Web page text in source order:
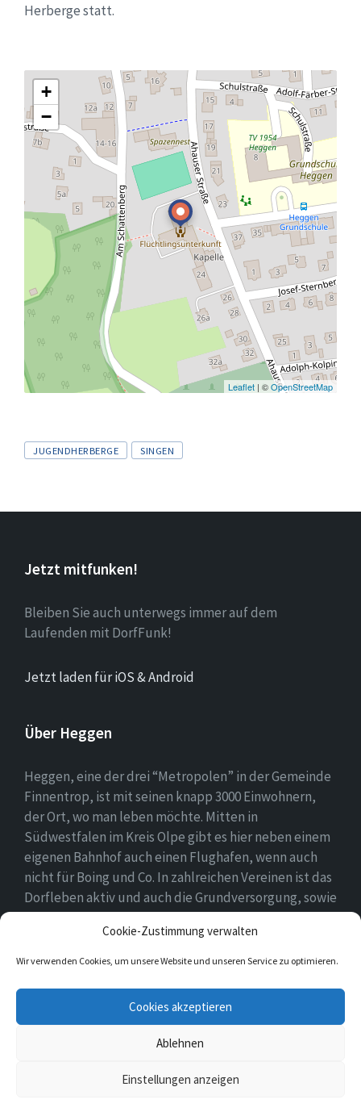
Cookie-Zustimmung verwalten
Wir verwenden Cookies, um unsere Website und unseren Service zu optimieren.
Cookies akzeptieren
Ablehnen
Einstellungen anzeigen
Herberge statt.
+
−
Leaflet | ©OpenStreetMap
Tags
JUGENDHERBERGE SINGEN
Jetzt mitfunken!
Bleiben Sie auch unterwegs immer auf dem
Laufenden mit DorfFunk!
Jetzt laden für iOS & Android
Über Heggen
Heggen, eine der drei “Metropolen” in der Gemeinde
Finnentrop, ist mit seinen knapp 3000 Einwohnern,
der Ort, wo man leben möchte. Mitten in
Südwestfalen im Kreis Olpe gibt es hier neben einem
eigenen Bahnhof auch einen Flughafen, wenn auch
nicht für Boing und Co. In zahlreichen Vereinen ist das
Dorfleben aktiv und auch die Grundversorgung, sowie
eine Schule und zwei Kindergärten gehören zum
Facebook Twitter